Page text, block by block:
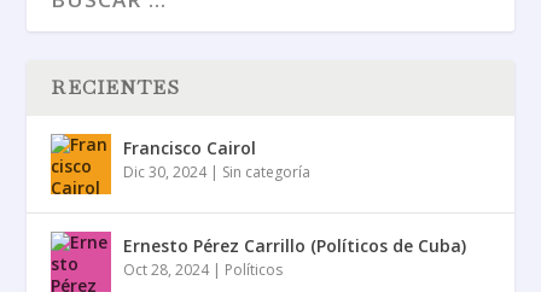
RECIENTES
Francisco Cairol
Dic 30, 2024| Sin categoría
Ernesto Pérez Carrillo (Políticos de Cuba)
Oct 28, 2024| Políticos